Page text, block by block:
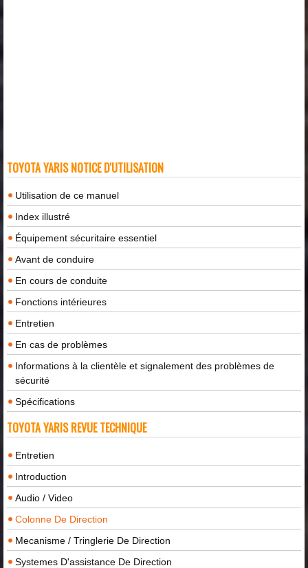
TOYOTA YARIS NOTICE D'UTILISATION
Utilisation de ce manuel
Index illustré
Équipement sécuritaire essentiel
Avant de conduire
En cours de conduite
Fonctions intérieures
Entretien
En cas de problèmes
Informations à la clientèle et signalement des problèmes de
sécurité
Spécifications
TOYOTA YARIS REVUE TECHNIQUE
Entretien
Introduction
Audio / Video
Colonne De Direction
Mecanisme / Tringlerie De Direction
Systemes D'assistance De Direction